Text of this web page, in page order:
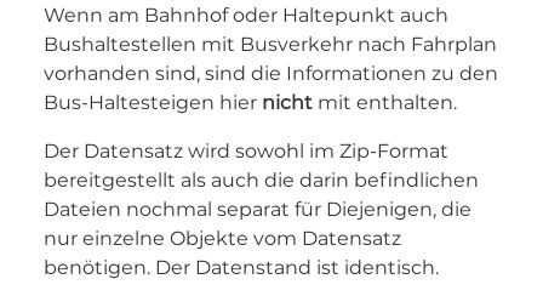
Wenn am Bahnhof oder Haltepunkt auch
Bushaltestellen mit Busverkehr nach Fahrplan
vorhanden sind, sind die Informationen zu den
Bus-Haltesteigen hier nicht mit enthalten.
Der Datensatz wird sowohl im Zip-Format
bereitgestellt als auch die darin befindlichen
Dateien nochmal separat für Diejenigen, die
nur einzelne Objekte vom Datensatz
benötigen. Der Datenstand ist identisch.